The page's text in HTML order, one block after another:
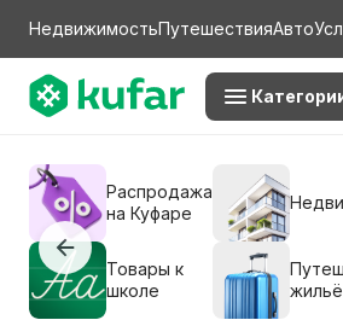
НедвижимостьПутешествияАвто
Распродажа
на Куфаре
Товары к
школе